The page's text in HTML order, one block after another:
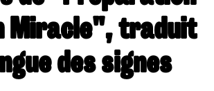
Miracle", traduit
des signes